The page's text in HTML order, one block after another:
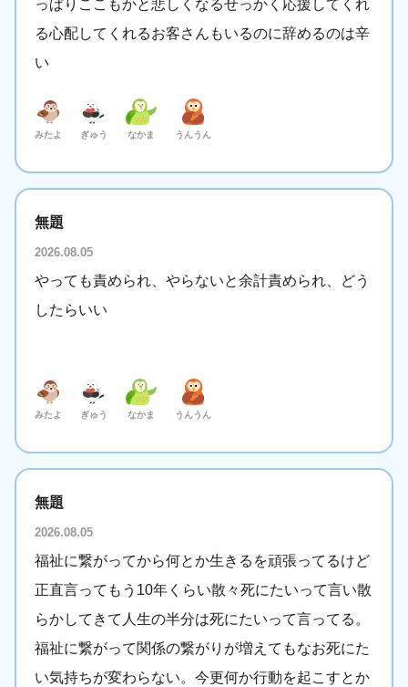
っぱりここもかと悲しくなるせっかく応援してくれ
る心配してくれるお客さんもいるのに辞めるのは辛
い
みたよ ぎゅう なかま うんうん
無題
2026.08.05
やっても責められ、やらないと余計責められ、どう
したらいい
みたよ ぎゅう なかま うんうん
無題
2026.08.05
福祉に繋がってから何とか生きるを頑張ってるけど
正直言ってもう10年くらい散々死にたいって言い散
らかしてきて人生の半分は死にたいって言ってる。
福祉に繋がって関係の繋がりが増えてもなお死にた
い気持ちが変わらない。今更何か行動を起こすとか